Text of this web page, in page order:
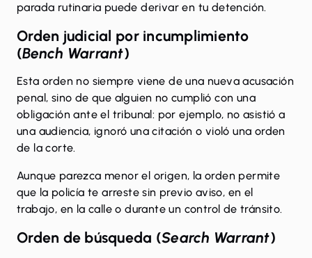
parada rutinaria puede derivar en tu detención.
Orden judicial por incumplimiento
(Bench Warrant)
Esta orden no siempre viene de una nueva acusación
penal, sino de que alguien no cumplió con una
obligación ante el tribunal : por ejemplo, no asistió a
una audiencia, ignoró una citación o violó una orden
de la corte.
Aunque parezca menor el origen, la orden permite
que la policía te arreste sin previo aviso, en el
trabajo, en la calle o durante un control de tránsito.
Orden de búsqueda (Search Warrant)